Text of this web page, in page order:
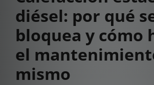
diésel: por qué
bloquea y cómo
el
mismo